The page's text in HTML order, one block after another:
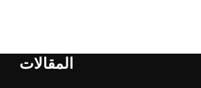
المقالات